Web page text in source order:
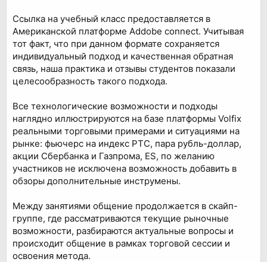
Ссылка на учебный класс предоставляется в
Американской платформе Addobe connect. Учитывая
тот факт, что при данном формате сохраняется
индивидуальный подход и качественная обратная
связь, наша практика и отзывы студентов показали
целесообразность такого подхода.
Все технологические возможности и подходы
наглядно иллюстрируются на базе платформы Volfix
реальными торговыми примерами и ситуациями на
рынке: фьючерс на индекс РТС, пара рубль-доллар,
акции Сбербанка и Газпрома, ES, по желанию
участников не исключена возможность добавить в
обзоры дополнительные инструмены.
Между занятиями общение продолжается в скaйп-
группе, где рассматриваются текущие рыночные
возможности, разбираются актуальные вопросы и
происходит общение в рамках торговой сессии и
освоения метода.